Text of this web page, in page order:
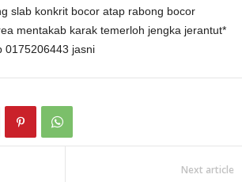
slab konkrit bocor atap rabong bocor
mentakab karak temerloh jengka jerantut*
0175206443 jasni
Next article